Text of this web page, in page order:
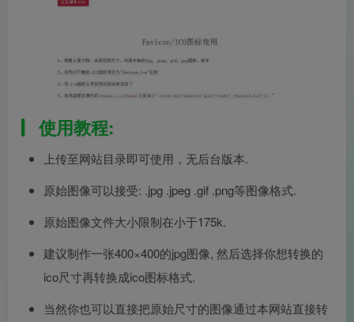
使用教程:
上传至网站目录即可使用，无后台版本.
原始图像可以接受: .jpg .jpeg .gif .png等图像格式.
原始图像文件大小限制在小于175k.
建议制作一张400×400的jpg图像, 然后选择你想转换的
ico尺寸再转换成ico图标格式.
当然你也可以直接把原始尺寸的图像通过本网站直接转